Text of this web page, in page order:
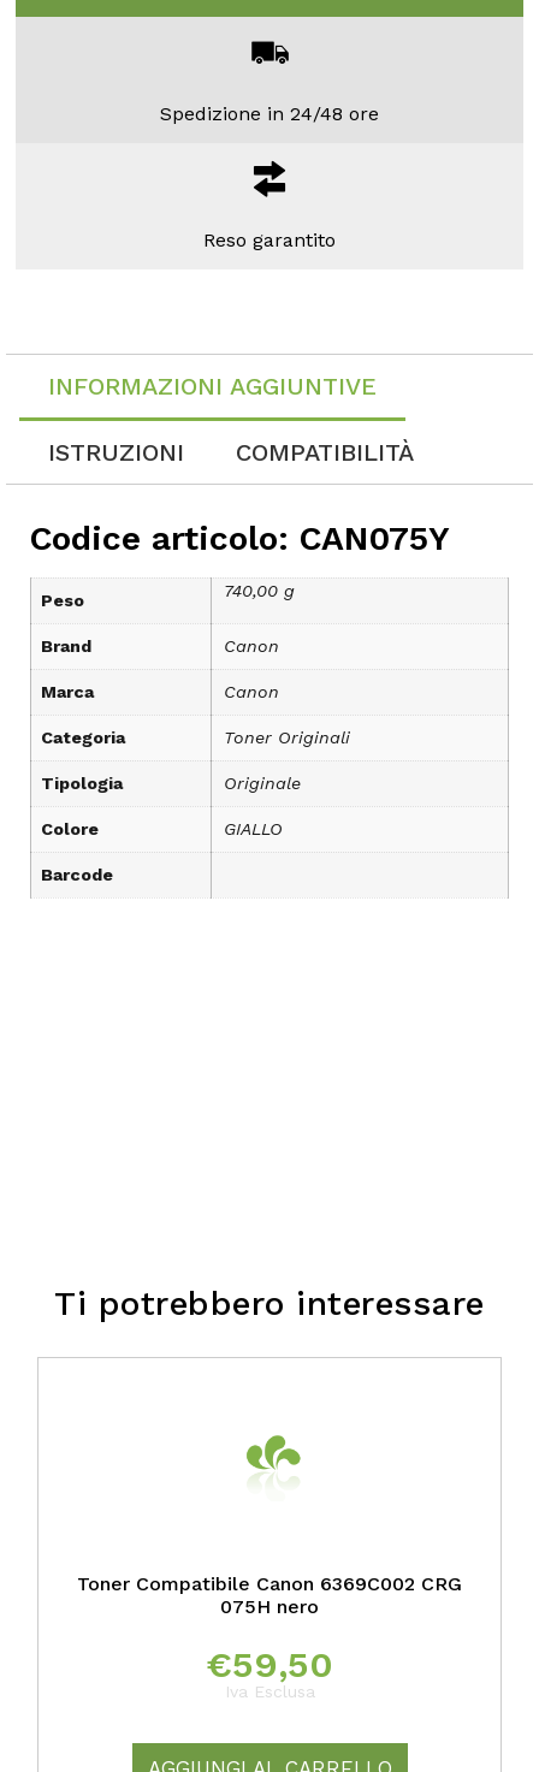
Spedizione in 24/48 ore
Reso garantito
INFORMAZIONI AGGIUNTIVE
ISTRUZIONI COMPATIBILITÀ
Codice articolo: CAN075Y
Peso 740,00 g
Brand Canon
Marca Canon
Categoria Toner Originali
Tipologia Originale
Colore GIALLO
Barcode
Ti potrebbero interessare
Toner Compatibile Canon 6369C002 CRG
075H nero
€59,50
Iva Esclusa